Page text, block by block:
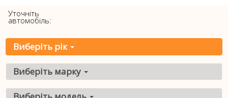
Уточніть
автомобіль:
Виберіть рік
Виберіть марку